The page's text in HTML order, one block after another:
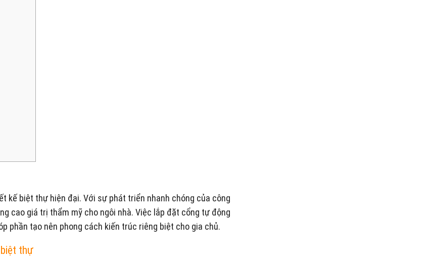
kế biệt thự hiện đại. Với sự phát triển nhanh chóng của công
cao giá trị thẩm mỹ cho ngôi nhà. Việc lắp đặt cổng tự động
phần tạo nên phong cách kiến trúc riêng biệt cho gia chủ.
thự